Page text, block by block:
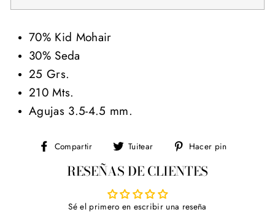
70% Kid Mohair
30% Seda
25 Grs.
210 Mts.
Agujas 3.5-4.5 mm.
Compartir
Compartir
Facebook
Tuitear
Tuitear
Twitter
Hacer pin
RESEÑAS DE CLIENTES
Sé el primero en escribir una reseña